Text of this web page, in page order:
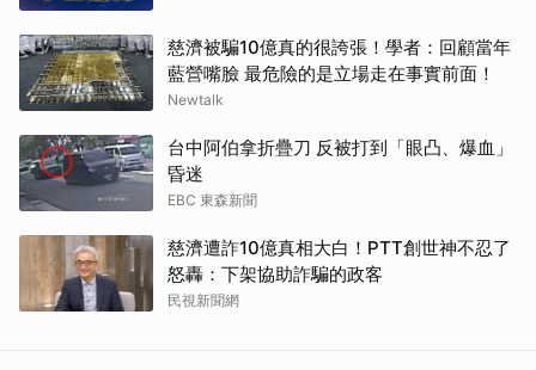
慈濟被騙10億真的很誇張！學者：回顧當年
藍營嘴臉 最危險的是立場走在事實前面！
Newtalk
台中阿伯拿折疊刀 反被打到「眼凸、爆血」
昏迷
EBC 東森新聞
慈濟遭詐10億真相大白！PTT創世神不忍了
怒轟：下架協助詐騙的政客
民視新聞網